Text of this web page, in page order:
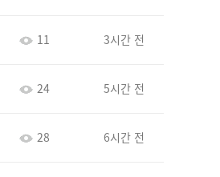
11 3시간 전
24 5시간 전
28 6시간 전